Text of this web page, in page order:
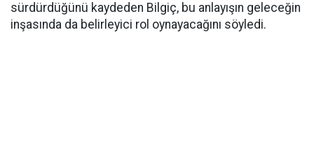
sürdürdüğünü kaydeden Bilgiç, bu anlayışın geleceğin
inşasında da belirleyici rol oynayacağını söyledi.